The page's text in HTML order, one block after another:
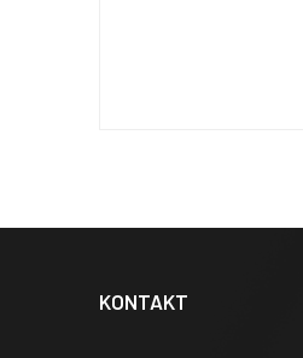
KONTAKT